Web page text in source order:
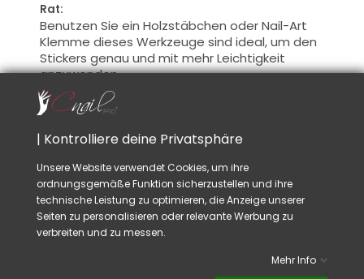
Rat:
Benutzen Sie ein Holzstäbchen oder Nail-Art
Klemme dieses Werkzeuge sind ideal, um den
Stickers genau und mit mehr Leichtigkeit
anzuwenden.
VIELLEICHT GEFÄLLT IHNEN AUCH
| Kontrolliere deine Privatsphäre
Unsere Website verwendet Cookies, um ihre
ordnungsgemäße Funktion sicherzustellen und ihre
technische Leistung zu optimieren, die Anzeige unserer
Seiten zu personalisieren oder relevante Werbung zu
verbreiten und zu messen.
Mehr Info